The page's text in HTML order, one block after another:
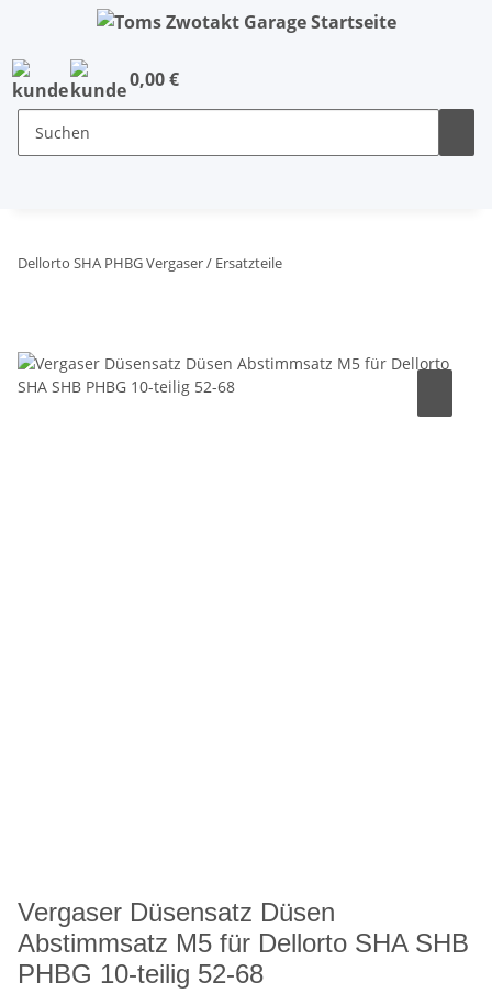
0,00 €
Dellorto SHA PHBG Vergaser / Ersatzteile
Vergaser Düsensatz Düsen
Abstimmsatz M5 für Dellorto SHA SHB
PHBG 10-teilig 52-68